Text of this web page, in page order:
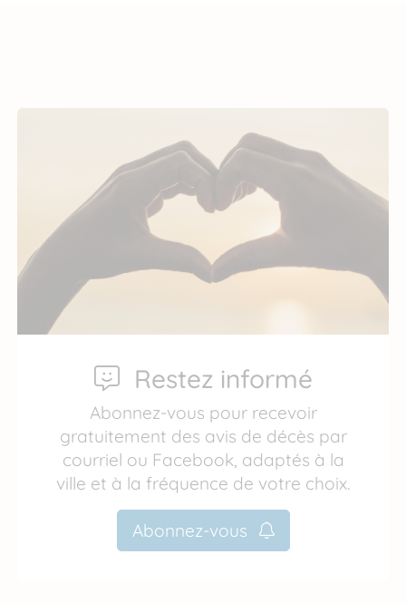
Restez informé
Abonnez-vous pour recevoir
gratuitement des avis de décès par
courriel ou Facebook, adaptés à la
ville et à la fréquence de votre choix.
Abonnez-vous